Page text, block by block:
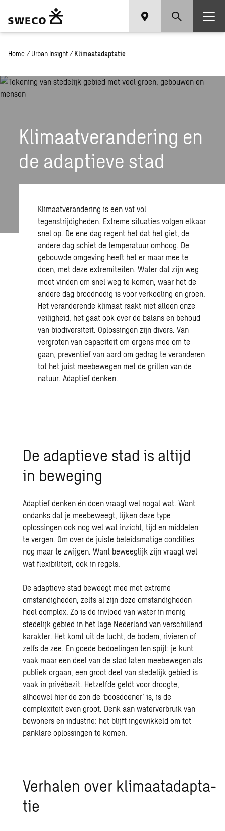
Home / Urban Insight / Klimaatadaptatie
Klimaatverandering en
de adaptieve stad
Klimaatverandering is een vat vol
tegenstrijdigheden. Extreme situaties volgen elkaar
snel op. De ene dag regent het dat het giet, de
andere dag schiet de temperatuur omhoog. De
gebouwde omgeving heeft het er maar mee te
doen, met deze extremiteiten. Water dat zijn weg
moet vinden om snel weg te komen, waar het de
andere dag broodnodig is voor verkoeling en groen.
Het veranderende klimaat raakt niet alleen onze
veiligheid, het gaat ook over de balans en behoud
van biodiversiteit. Oplossingen zijn divers. Van
vergroten van capaciteit om ergens mee om te
gaan, preventief van aard om gedrag te veranderen
tot het juist meebewegen met de grillen van de
natuur. Adaptief denken.
De adaptieve stad is altijd
in beweging
Adaptief denken én doen vraagt wel nogal wat. Want
ondanks dat je meebeweegt, lijken deze type
oplossingen ook nog wel wat inzicht, tijd en middelen
te vergen. Om over de juiste beleidsmatige condities
nog maar te zwijgen. Want beweeglijk zijn vraagt wel
wat flexibiliteit, ook in regels.
De adaptieve stad beweegt mee met extreme
omstandigheden, zelfs al zijn deze omstandigheden
heel complex. Zo is de invloed van water in menig
stedelijk gebied in het lage Nederland van verschillend
karakter. Het komt uit de lucht, de bodem, rivieren of
zelfs de zee. En goede bedoelingen ten spijt: je kunt
vaak maar een deel van de stad laten meebewegen als
publiek orgaan, een groot deel van stedelijk gebied is
vaak in privébezit. Hetzelfde geldt voor droogte,
alhoewel hier de zon de ‘boosdoener’ is, is de
complexiteit even groot. Denk aan waterverbruik van
bewoners en industrie: het blijft ingewikkeld om tot
panklare oplossingen te komen.
Ver­ha­len over kli­maat­adap­ta­
tie